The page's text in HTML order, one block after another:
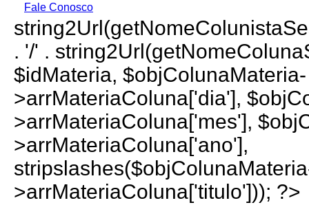
Fale Conosco
. '/' .
$idMateria, $objColunaMateria-
>arrMateriaColuna['dia'],
>arrMateriaColuna['mes'],
>arrMateriaColuna['ano'],
>arrMateriaColuna['titulo'])); ?>